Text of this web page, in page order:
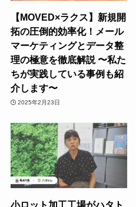
【MOVED×ラクス】新規開
拓の圧倒的効率化！メール
マーケティングとデータ整
理の極意を徹底解説 〜私た
ちが実践している事例も紹
介します〜
2025年2月23日